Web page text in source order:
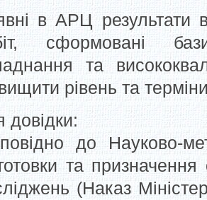
в АРЦ результати
сформовані
та
рівень та
довідки:
до Науково-
та
(Наказ